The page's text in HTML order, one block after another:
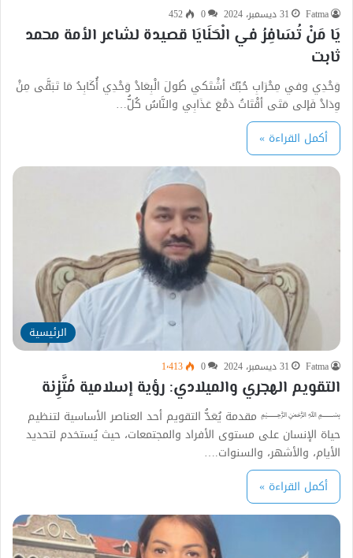
Fatma 31 ديسمبر، 2024 0
452
يَا مَنْ تُسَافِرُ في الْحَنَايَا قصيدة لشاعر الأمة محمد
ثابت
وَحْدِي وفي مِحْرَابِ حُبِّكَ أشْتَكي طُولَ الْبِعَادْ وَحْدِي أُكَابِدُ مَا تَبَقَّى مِنْ
وِدَادْ فَإلى مَتَى أقْتَاتُ دَمْعَ عَذَابِي والنَّاسُ كُلُّ…
أكمل القراءة »
الرئيسية
Fatma 31 ديسمبر، 2024 0 1٬413
التقويم الهجري والميلادي: رؤية إسلامية مُتَّزِنة
﷽ مقدمة يُعَدُّ التقويم أحد العناصر الأساسية لتنظيم
حياة الإنسان على مستوى الأفراد والمجتمعات، حيث يُستخدم لتحديد
الأيام، والأشهر، والسنوات.…
أكمل القراءة »